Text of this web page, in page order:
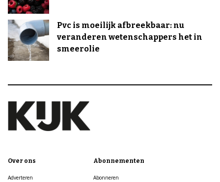
Pvc is moeilijk afbreekbaar: nu
veranderen wetenschappers het in
smeerolie
Over ons
Adverteren
Abonnementen
Abonneren